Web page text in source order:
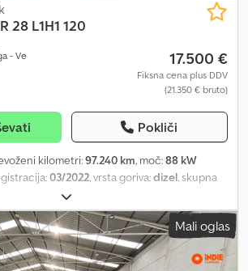
- Ve
28 L1H1 120
17.500 €
Fiksna cena plus DDV
(21.350 € bruto)
Pokliči
kilometri:97.240 km, moč:88 kW
03/2022, vrsta goriva:dizel, skupna
, vrsta prenosa:
Vozilo je na voljo na naši lokaciji v
več informacij in slike: Giulio Desenibus
Mobile Whatsapp - 366.6069108 Davide
Mobile Whatsapp - 338.6218473
Mali oglas